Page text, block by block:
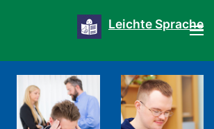
Leichte Sprache